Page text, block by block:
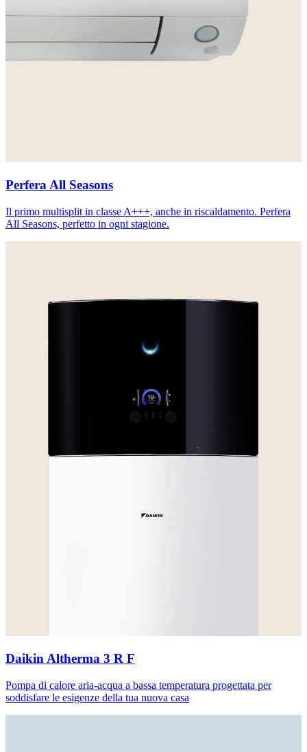
Perfera All Seasons
Il primo multisplit in classe A+++, anche in riscaldamento. Perfera
All Seasons, perfetto in ogni stagione.
Daikin Altherma 3 R F
Pompa di calore aria-acqua a bassa temperatura progettata per
soddisfare le esigenze della tua nuova casa